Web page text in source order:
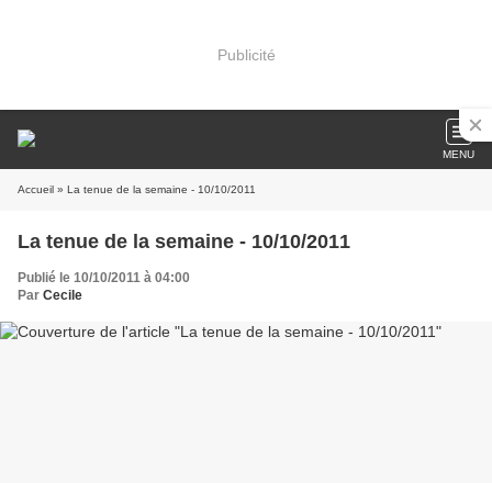
Publicité
MENU
Accueil » La tenue de la semaine - 10/10/2011
La tenue de la semaine - 10/10/2011
Publié le 10/10/2011 à 04:00
Par Cecile